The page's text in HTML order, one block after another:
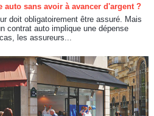
auto sans avoir à avancer d'argent ?
doit obligatoirement être assuré. Mais
contrat auto implique une dépense
les assureurs...